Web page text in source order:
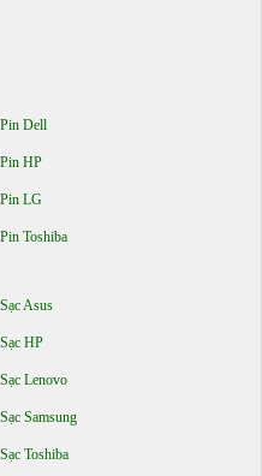
Pin Dell
Pin HP
Pin LG
Pin Toshiba
Sạc Asus
Sạc HP
Sạc Lenovo
Sạc Samsung
Sạc Toshiba